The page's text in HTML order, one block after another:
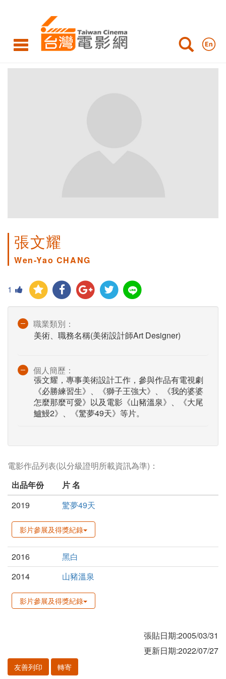
張文耀
Wen-Yao CHANG
1
職業類別：
美術、職務名稱(美術設計師Art Designer)
個人簡歷：
張文耀，專事美術設計工作，參與作品有電視劇
《必勝練習生》、《獅子王強大》、《我的婆婆
怎麼那麼可愛》以及電影《山豬溫泉》、《大尾
鱸鰻2》、《驚夢49天》等片。
電影作品列表(以分級證明所載資訊為準)：
出品年份
片 名
2019
驚夢49天
影片參展及得獎紀錄
2016
黑白
2014
山豬溫泉
影片參展及得獎紀錄
張貼日期:2005/03/31
更新日期:2022/07/27
友善列印 轉寄